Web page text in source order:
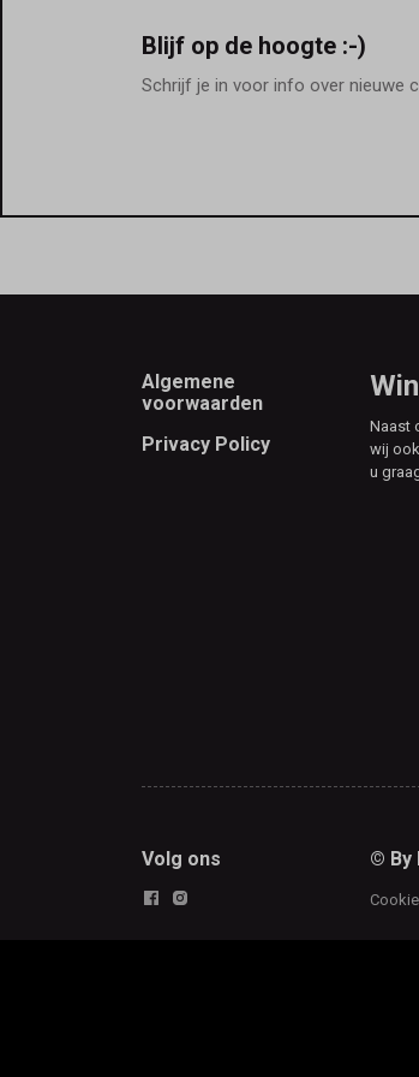
Blijf op de hoogte :-)
Schrijf je in voor info over nieuwe
Footer
Algemene
voorwaarden
Privacy Policy
Naast
wij
u
Volg ons © By